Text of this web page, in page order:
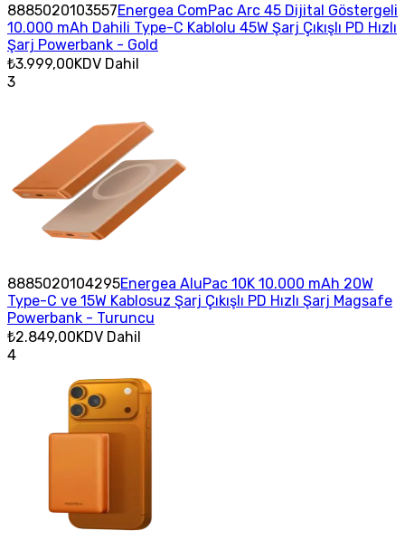
8885020103557Energea ComPac Arc 45 Dijital Göstergeli
10.000 mAh Dahili Type-C Kablolu 45W Şarj Çıkışlı PD Hızlı
Şarj Powerbank - Gold
₺3.999,00KDV Dahil
3
8885020104295Energea AluPac 10K 10.000 mAh 20W
Type-C ve 15W Kablosuz Şarj Çıkışlı PD Hızlı Şarj Magsafe
Powerbank - Turuncu
₺2.849,00KDV Dahil
4